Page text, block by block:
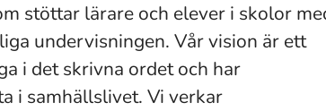
stöttar lärare och elever i skolor
undervisningen. Vår vision är ett
i det skrivna ordet och har
i samhällslivet. Vi verkar